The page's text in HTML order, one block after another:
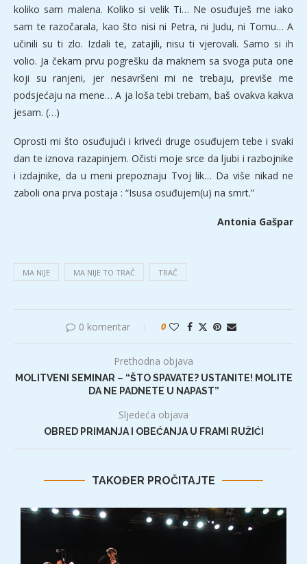
koliko sam malena. Koliko si velik Ti… Ne osuđuješ me iako
sam te razočarala, kao što nisi ni Petra, ni Judu, ni Tomu… A
učinili su ti zlo. Izdali te, zatajili, nisu ti vjerovali. Samo si ih
volio. Ja čekam prvu pogrešku da maknem sa svoga puta one
koji su ranjeni, jer nesavršeni mi ne trebaju, previše me
podsjećaju na mene… A ja loša tebi trebam, baš ovakva kakva
jesam. (…)
Oprosti mi što osuđujući i kriveći druge osuđujem tebe i svaki
dan te iznova razapinjem. Očisti moje srce da ljubi i razbojnike
i izdajnike, da u meni prepoznaju Tvoj lik… Da više nikad ne
zaboli ona prva postaja : “Isusa osuđujem(u) na smrt.”
Antonia Gašpar
MA NIJE MA NIJE TO TRAČ TRAČ
0 komentar 0
Prethodna objava
MOLITVENI SEMINAR – “ŠTO SPAVATE? USTANITE! MOLITE
DA NE PADNETE U NAPAST”
Sljedeća objava
OBRED PRIMANJA I OBEĆANJA U FRAMI RUŽIĆI
TAKOĐER PROČITAJTE